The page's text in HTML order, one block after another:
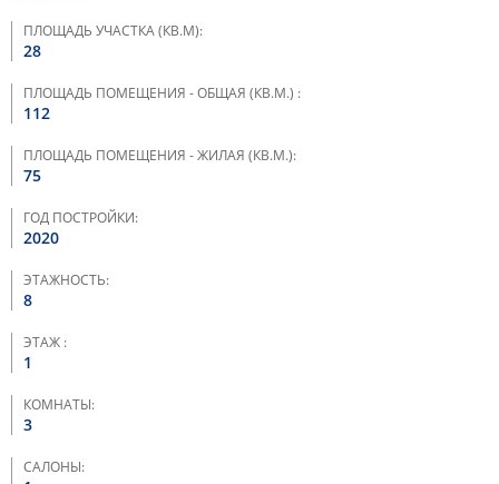
ПЛОЩАДЬ УЧАСТКА (КВ.М):
28
ПЛОЩАДЬ ПОМЕЩЕНИЯ - ОБЩАЯ (КВ.М.) :
112
ПЛОЩАДЬ ПОМЕЩЕНИЯ - ЖИЛАЯ (КВ.М.):
75
ГОД ПОСТРОЙКИ:
2020
ЭТАЖНОСТЬ:
8
ЭТАЖ :
1
КОМНАТЫ:
3
САЛОНЫ: